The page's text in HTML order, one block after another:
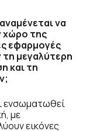
να
χώρο της
εφαρμογές
τη μεγαλύτερη
και τη
ενσωματωθεί
με
εικόνες